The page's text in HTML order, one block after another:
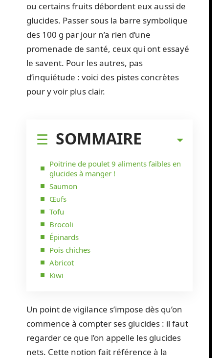
ou certains fruits débordent eux aussi de
glucides. Passer sous la barre symbolique
des 100 g par jour n’a rien d’une
promenade de santé, ceux qui ont essayé
le savent. Pour les autres, pas
d’inquiétude : voici des pistes concrètes
pour y voir plus clair.
SOMMAIRE
Poitrine de poulet 9 aliments faibles en
glucides à manger !
Saumon
Œufs
Tofu
Brocoli
Épinards
Pois chiches
Abricot
Kiwi
Un point de vigilance s’impose dès qu’on
commence à compter ses glucides : il faut
regarder ce que l’on appelle les glucides
nets. Cette notion fait référence à la